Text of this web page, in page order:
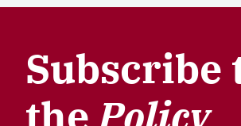
Subscribe